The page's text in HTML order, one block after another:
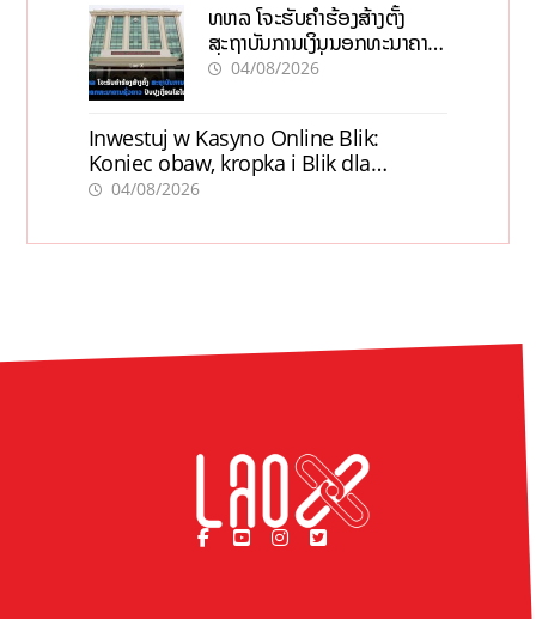
ທຫລ ໂຈະຮັບຄຳຮ້ອງສ້າງຕັ້ງ
ສະຖາບັນການເງິນນອກທະນາຄານ
ຊົ່ວຄາວ ປັບປຸງເງື່ອນໄຂໃໝ່
04/08/2026
Inwestuj w Kasyno Online Blik:
Koniec obaw, kropka i Blik dla
pewności
04/08/2026